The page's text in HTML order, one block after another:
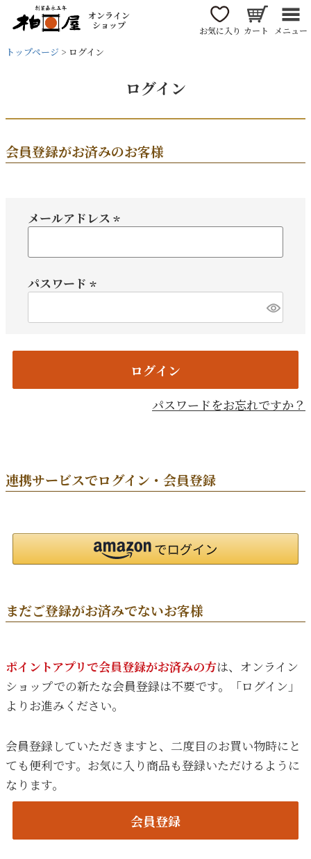
オンライン
ショップ
お気に入り カート メニュー
トップページ ログイン
ログイン
会員登録がお済みのお客様
メールアドレス
須)
パスワード
須)
ログイン
パスワードをお忘れですか？
連携サービスでログイン・会員登録
まだご登録がお済みでないお客様
ポイントアプリで会員登録がお済みの方は、オンライン
ショップでの新たな会員登録は不要です。「ログイン」
よりお進みください。
会員登録していただきますと、二度目のお買い物時にと
ても便利です。お気に入り商品も登録いただけるように
なります。
会員登録